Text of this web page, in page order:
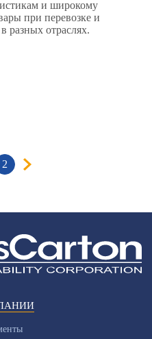
и широкому
при перевозке и
разных отраслях.
2